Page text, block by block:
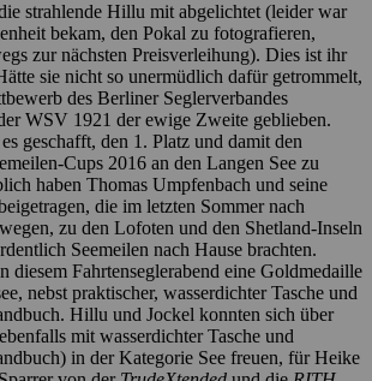
strahlende Hillu mit abgelichtet (leider war
bekam, den Pokal zu fotografieren,
zur nächsten Preisverleihung). Dies ist ihr
sie nicht so unermüdlich dafür getrommelt,
des Berliner Seglerverbandes
WSV 1921 der ewige Zweite geblieben.
geschafft, den 1. Platz und damit den
Cups 2016 an den Langen See zu
haben Thomas Umpfenbach und seine
die im letzten Sommer nach
zu den Lofoten und den Shetland-Inseln
Seemeilen nach Hause brachten.
diesem Fahrtenseglerabend eine Goldmedaille
nebst praktischer, wasserdichter Tasche und
Hillu und Jockel konnten sich über
mit wasserdichter Tasche und
in der Kategorie See freuen, für Heike